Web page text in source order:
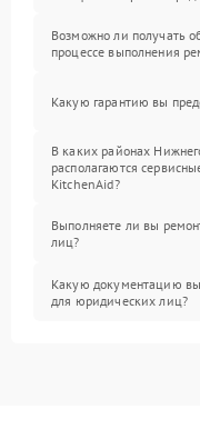
Возможно ли получать
процессе выполнения
Какую гарантию вы
В каких районах
располагаются
KitchenAid?
Выполняете ли вы
лиц?
Какую документацию вы
для юридических лиц?